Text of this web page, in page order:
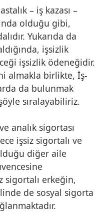
– iş kazası –
olduğu gibi,
Yukarıda da
işsizlik
işsizlik ödeneğidir.
almakla birlikte, İş-
da bulunmak
sıralayabiliriz.
analık sigortası
işsiz sigortalı ve
diğer aile
sigortalı erkeğin,
de sosyal sigorta